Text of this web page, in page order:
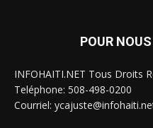
POUR
INFOHAITI.NET Tous Droits
Teléphone: 508-498-0200
Courriel: